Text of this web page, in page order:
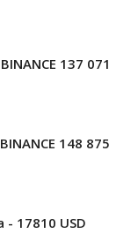
137 071
148 875
17810 USD